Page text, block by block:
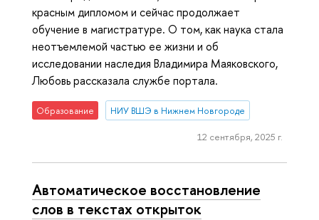
красным дипломом и сейчас продолжает
обучение в магистратуре. О том, как наука стала
неотъемлемой частью ее жизни и об
исследовании наследия Владимира Маяковского,
Любовь рассказала службе портала.
Образование НИУ ВШЭ в Нижнем Новгороде
12 сентября, 2025 г.
Автоматическое восстановление
слов в текстах открыток